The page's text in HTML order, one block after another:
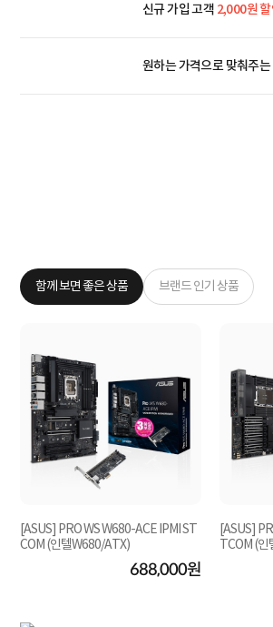
신규 가입 고객 2,000원
원하는 가격으로 맞춰주
함께 보면 좋은 상품 브랜드 인기 상품
[ASUS] PRO WS W680-ACE IPMI ST
COM (인텔W680/ATX)
688,000원
[ASUS]
TCOM (